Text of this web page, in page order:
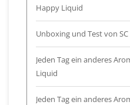
Happy Liquid
Unboxing und Test von SC
Jeden Tag ein anderes
Liquid
Jeden Tag ein anderes